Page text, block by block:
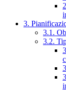
3.
3.1.
3.2.